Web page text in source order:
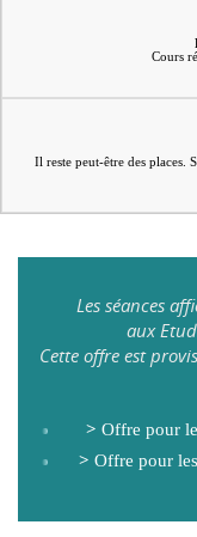
Cours
Il reste peut-être des places.
Les séances
aux
Cette offre est
> Offre pour
> Offre pour